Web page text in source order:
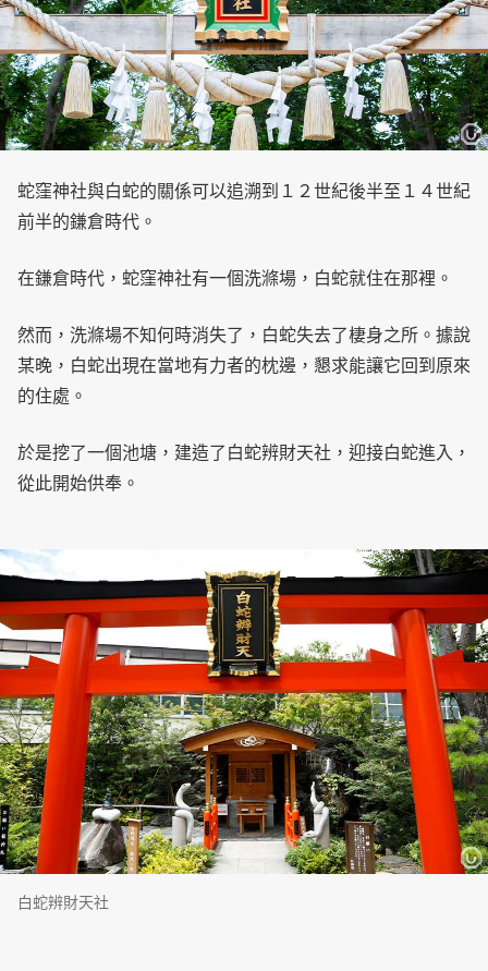
蛇窪神社與白蛇的關係可以追溯到１２世紀後半至１４世紀
前半的鎌倉時代。
在鎌倉時代，蛇窪神社有一個洗滌場，白蛇就住在那裡。
然而，洗滌場不知何時消失了，白蛇失去了棲身之所。據說
某晚，白蛇出現在當地有力者的枕邊，懇求能讓它回到原來
的住處。
於是挖了一個池塘，建造了白蛇辨財天社，迎接白蛇進入，
從此開始供奉。
白蛇辨財天社